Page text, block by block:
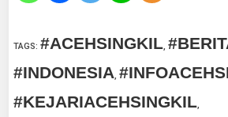
TAGS:#ACEHSINGKIL,
#INDONESIA,
#KEJARIACEHSINGKIL,